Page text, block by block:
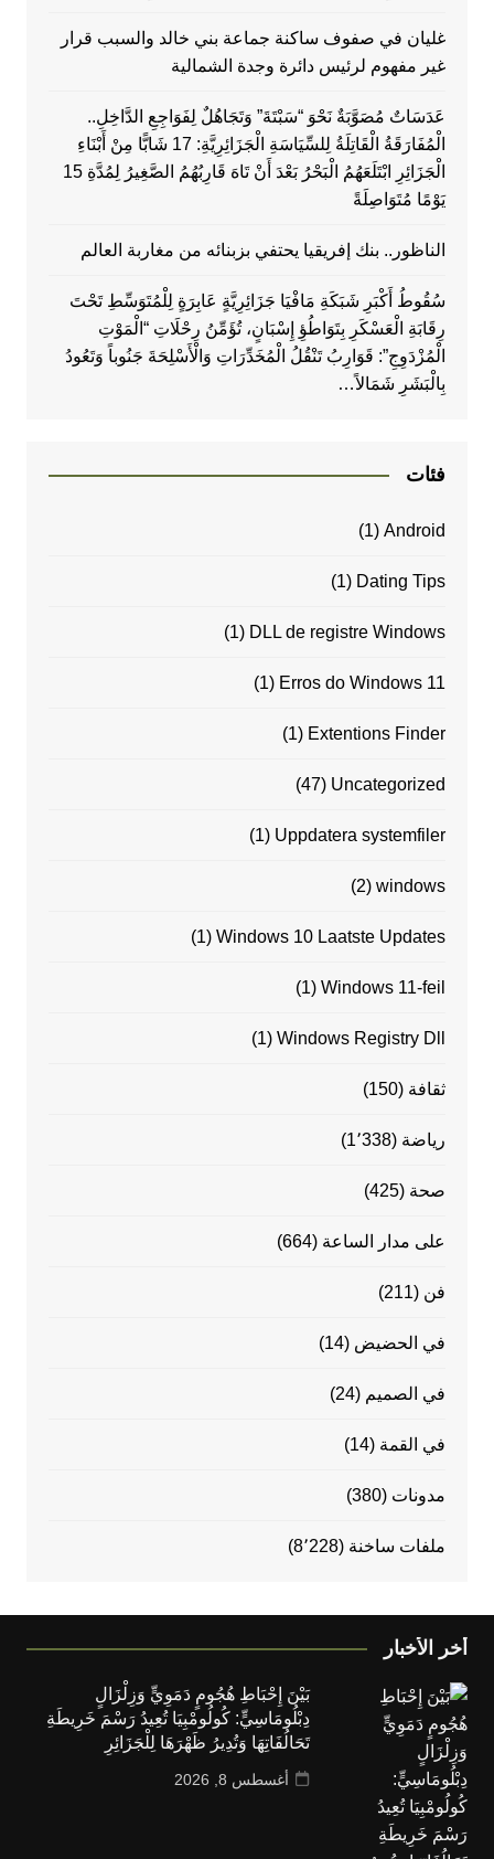
غليان في صفوف ساكنة جماعة بني خالد والسبب قرار
غير مفهوم لرئيس دائرة وجدة الشمالية
عَدَسَاتٌ مُصَوَّبَةٌ نَحْوَ “سَبْتَةَ” وَتَجَاهُلٌ لِفَوَاجِعِ الدَّاخِلِ..
الْمُفَارَقَةُ الْقَاتِلَةُ لِلسِّيَاسَةِ الْجَزَائِرِيَّةِ: 17 شَابًّا مِنْ أَبْنَاءِ
الْجَزَائِرِ ابْتَلَعَهُمُ الْبَحْرُ بَعْدَ أَنْ تَاهَ قَارِبُهُمُ الصَّغِيرُ لِمُدَّةِ 15
يَوْمًا مُتَوَاصِلَةً
الناظور.. بنك إفريقيا يحتفي بزبنائه من مغاربة العالم
سُقُوطُ أَكْبَرِ شَبَكَةِ مَافْيَا جَزَائِرِيَّةٍ عَابِرَةٍ لِلْمُتَوَسِّطِ تَحْتَ
رِقَابَةِ الْعَسْكَرِ بِتَوَاطُؤِ إِسْبَانٍ، تُؤَمِّنُ رِحْلَاتِ “الْمَوْتِ
الْمُزْدَوِجِ”: قَوَارِبُ تَنْقُلُ الْمُخَدِّرَاتِ وَالْأَسْلِحَةَ جَنُوباً وَتَعُودُ
بِالْبَشَرِ شَمَالاً…
فئات
Android
(1)
Dating Tips
(1)
DLL de registre Windows
(1)
Erros do Windows 11
(1)
Extentions Finder
(1)
Uncategorized
(47)
Uppdatera systemfiler
(1)
windows
(2)
Windows 10 Laatste Updates
(1)
Windows 11-feil
(1)
Windows Registry Dll
(1)
ثقافة (150)
رياضة (1٬338)
صحة (425)
على مدار الساعة (664)
فن (211)
في الحضيض (14)
في الصميم (24)
في القمة (14)
مدونات (380)
ملفات ساخنة (8٬228)
أخر الأخبار
بَيْنَ إِحْبَاطِ هُجُومٍ دَمَوِيٍّ وَزِلْزَالٍ
دِبْلُومَاسِيٍّ: كُولُومْبِيَا تُعِيدُ رَسْمَ خَرِيطَةِ
تَحَالُفَاتِهَا وَتُدِيرُ ظَهْرَهَا لِلْجَزَائِرِ
أغسطس 8, 2026